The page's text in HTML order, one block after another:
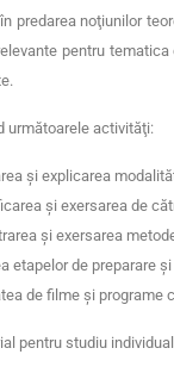
predarea noţiunilor
pentru
următoarele activităţi:
şi explicarea
şi exersarea de
şi exersarea
etapelor de preparare
de filme şi
pentru studiu